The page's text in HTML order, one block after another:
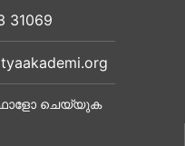
31069
ചെയ്യുക